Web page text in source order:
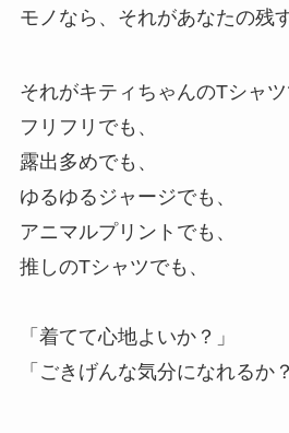
モノなら、それがあなたの残
それがキティちゃんのTシャツ
フリフリでも、
露出多めでも、
ゆるゆるジャージでも、
アニマルプリントでも、
推しのTシャツでも、
「着てて心地よいか？」
「ごきげんな気分になれるか？